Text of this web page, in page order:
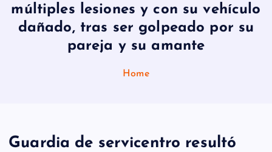
múltiples lesiones y con su vehículo
dañado, tras ser golpeado por su
pareja y su amante
Home
Guardia de servicentro resultó